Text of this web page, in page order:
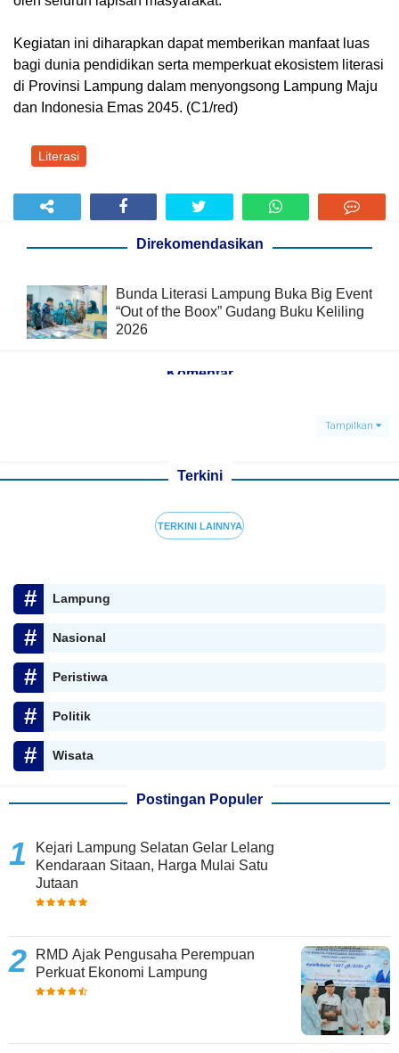
Kegiatan ini diharapkan dapat memberikan manfaat luas
bagi dunia pendidikan serta memperkuat ekosistem literasi
di Provinsi Lampung dalam menyongsong Lampung Maju
dan Indonesia Emas 2045. (C1/red)
Literasi
Direkomendasikan
Bunda Literasi Lampung Buka Big Event
“Out of the Boox” Gudang Buku Keliling
2026
Komentar
Tampilkan
Terkini
TERKINI LAINNYA
Lampung
Nasional
Peristiwa
Politik
Wisata
Postingan Populer
Kejari Lampung Selatan Gelar Lelang
Kendaraan Sitaan, Harga Mulai Satu
Jutaan
RMD Ajak Pengusaha Perempuan
Perkuat Ekonomi Lampung